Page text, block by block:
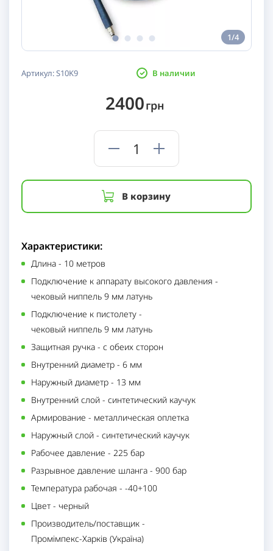
1/4
Артикул:S10K9 В наличии
2400грн
В корзину
Характеристики:
Длина - 10 метров
Подключение к аппарату высокого давления -
чековый ниппель 9 мм латунь
Подключение к пистолету -
чековый ниппель 9 мм латунь
Защитная ручка - с обеих сторон
Внутренний диаметр - 6 мм
Наружный диаметр - 13 мм
Внутренний слой - синтетический каучук
Армирование - металлическая оплетка
Наружный слой - синтетический каучук
Рабочее давление - 225 бар
Разрывное давление шланга - 900 бар
Температура рабочая - -40+100
Цвет - черный
Производитель/поставщик -
Промімпекс-Харків (Україна)